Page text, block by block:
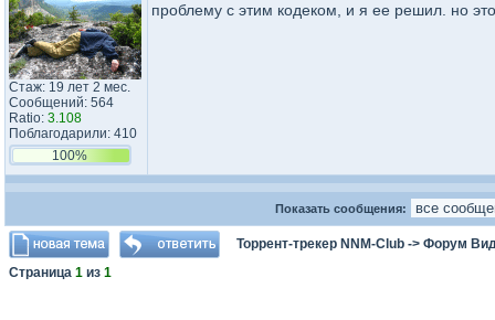
Стаж: 19 лет 2 мес.
Сообщений: 564
Ratio: 3.108
Поблагодарили: 410
100%
проблему с этим кодеком, и я ее решил. но
Показать сообщения:
Торрент-трекер NNM-Club -> Форум
Страница 1 из 1